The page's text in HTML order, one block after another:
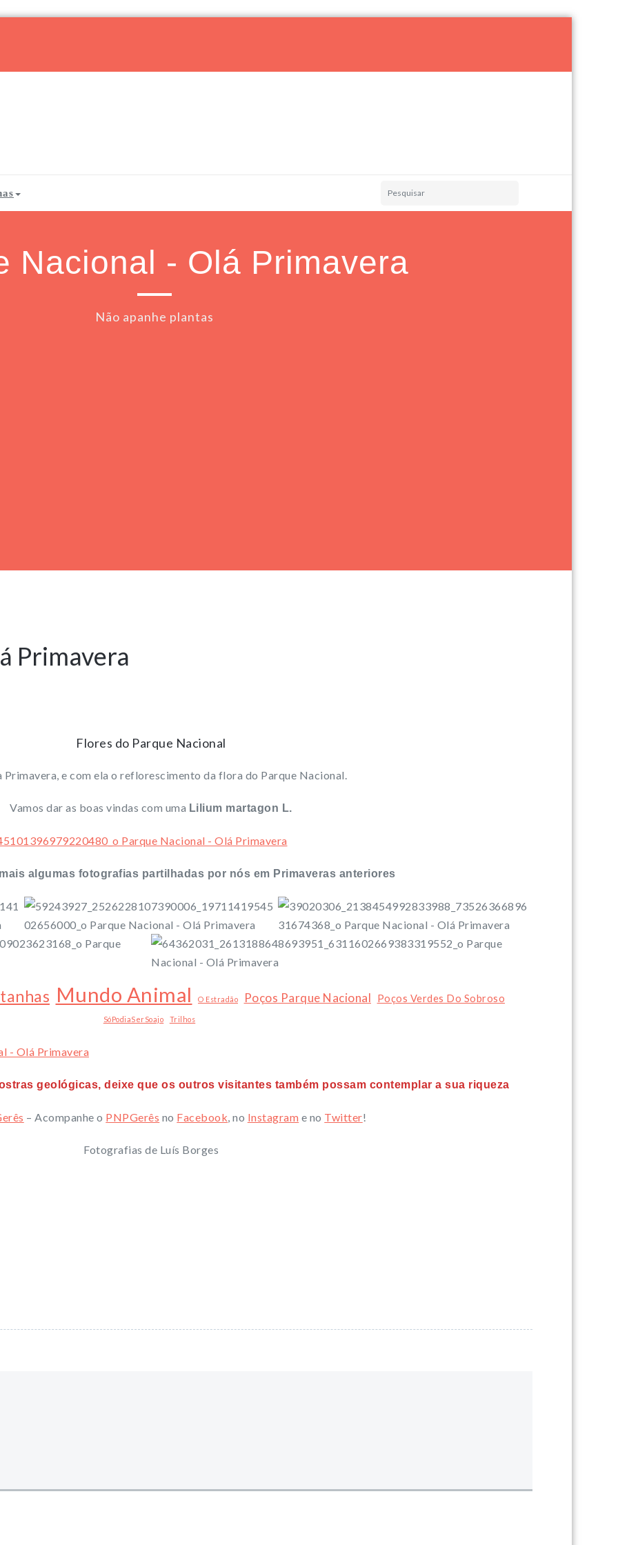
Nacional - Olá Primavera
Não apanhe plantas
Primavera
Flores do Parque Nacional
Primavera, e com ela o reflorescimento da flora do Parque Nacional.
Vamos dar as boas vindas com uma Lilium martagon L.
algumas fotografias partilhadas por nós em Primaveras anteriores
Mundo Animal O Estradão Poços Parque Nacional Poços Verdes Do Sobroso
SóPodiaSerSoajo Trilhos
geológicas, deixe que os outros visitantes também possam contemplar a sua riqueza
– Acompanhe o PNPGerês no Facebook, no Instagram e no Twitter!
Fotografias de Luís Borges